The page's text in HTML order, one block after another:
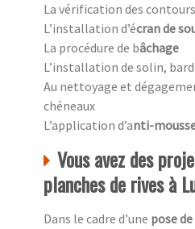
La vérification des
L’installation d’écran de
La procédure de bâchage
L’installation de solin,
Au nettoyage et
chéneaux
L’application d’anti-
Vous avez des
planches de rives à
Dans le cadre d’une pose